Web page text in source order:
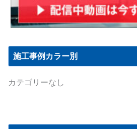
施工事例カラー別
カテゴリーなし